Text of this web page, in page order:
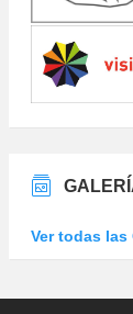
Ver todas las